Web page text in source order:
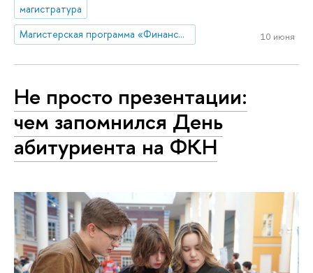
магистратура
Магистерская программа «Финансовые технологии и анализ данных»
10 июня
Не просто презентации:
чем запомнился День
абитуриента на ФКН